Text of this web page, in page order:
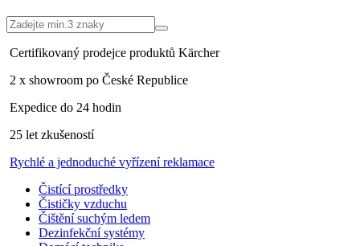
Certifikovaný prodejce produktů Kärcher
2 x showroom po České Republice
Expedice do 24 hodin
25 let zkušeností
Rychlé a jednoduché vyřízení reklamace
Čistící prostředky
Čističky vzduchu
Čištění suchým ledem
Dezinfekční systémy